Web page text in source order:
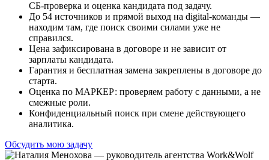
СБ-проверка и оценка кандидата под задачу.
До 54 источников и прямой выход на digital-команды —
находим там, где поиск своими силами уже не
справился.
Цена зафиксирована в договоре и не зависит от
зарплаты кандидата.
Гарантия и бесплатная замена закреплены в договоре до
старта.
Оценка по МАРКЕР: проверяем работу с данными, а не
смежные роли.
Конфиденциальный поиск при смене действующего
аналитика.
Обсудить мою задачу